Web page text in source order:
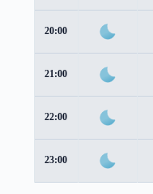
20:00
21:00
22:00
23:00